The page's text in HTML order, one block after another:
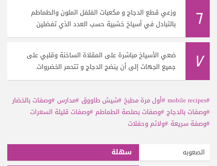
٦
وزعي قطع الدجاج و مكعبات الفلفل الملون والطماطم
بالتبادل في أسياخ خشبية حسب العدد الذي تفضلين
٧
ضعي الأسياخ مباشرة على المقلاة الساخنة وقلبي على
جميع الجهات إلى أن ينضج الدجاج و تتحمر الخضروات.
#mobile recipes #أول مرة مطبخ #شيش طاووق #مدارس #وصفات بالخضار
#وصفات بالدجاج #وصفات بصلصة الطماطم #وصفات قليلة السعرات
#وصفة سريعة #ولائم وحفلات
الصعوبه سهلة